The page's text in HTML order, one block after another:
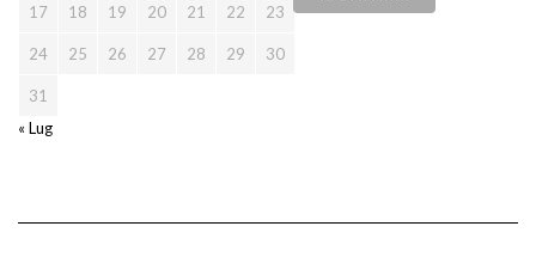
17 18 19 20 21 22 23
24 25 26 27 28 29 30
31
« Lug